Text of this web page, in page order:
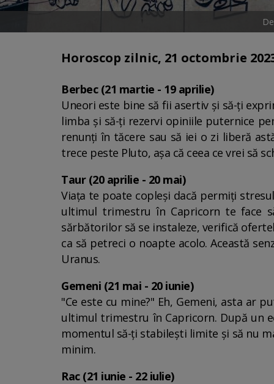
Horoscop zilnic, 21 octombrie
Berbec (21 martie - 19 aprilie)
Uneori este bine să fii asertiv și să-ți
limba și să-ți rezervi opiniile puternice
renunți în tăcere sau să iei o zi liberă
trece peste Pluto, așa că ceea ce vrei să
Taur (20 aprilie - 20 mai)
Viața te poate copleși dacă permiți
ultimul trimestru în Capricorn te face
sărbătorilor să se instaleze, verifică
ca să petreci o noapte acolo. Această
Uranus.
Gemeni (21 mai - 20 iunie)
"Ce este cu mine?" Eh, Gemeni, asta ar
ultimul trimestru în Capricorn. După un
momentul să-ți stabilești limite și să nu
minim.
Rac (21 iunie - 22 iulie)